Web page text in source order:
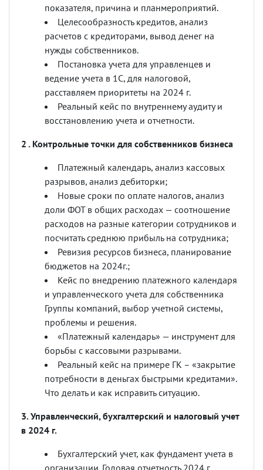
показателя, причина и планмероприятий.
Целесообразность кредитов, анализ
расчетов с кредиторами, вывод денег на
нужды собственников.
Постановка учета для управленцев и
ведение учета в 1С, для налоговой,
расставляем приоритеты на 2024 г.
Реальный кейс по внутреннему аудиту и
восстановлению учета и отчетности.
2 . Контрольные точки для собственников бизнеса
Платежный календарь, анализ кассовых
разрывов, анализ дебиторки;
Новые сроки по оплате налогов, анализ
доли ФОТ в общих расходах — соотношение
расходов на разные категории сотрудников и
посчитать среднюю прибыль на сотрудника;
Ревизия ресурсов бизнеса, планирование
бюджетов на 2024г.;
Кейс по внедрению платежного календаря
и управленческого учета для собственника
Группы компаний, выбор учетной системы,
проблемы и решения.
«Платежный календарь» — инструмент для
борьбы с кассовыми разрывами.
Реальный кейс на примере ГК – «закрытие
потребности в деньгах быстрыми кредитами».
Что делать и как исправить ситуацию.
3. Управленческий, бухгалтерский и налоговый учет
в 2024 г.
Бухгалтерский учет, как фундамент учета в
организации. Годовая отчетность 2024 г.